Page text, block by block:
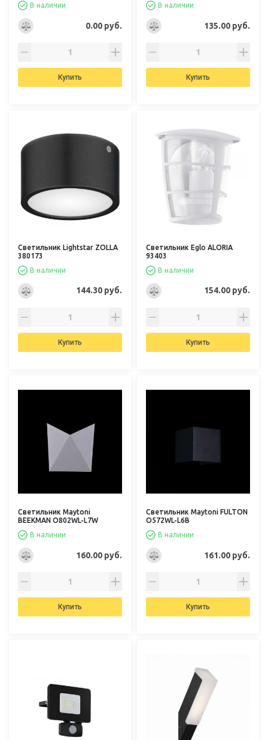
В наличии
0.00 руб.
Купить
В наличии
135.00 руб.
Купить
Светильник Lightstar ZOLLA
380173
В наличии
144.30 руб.
Купить
Светильник Eglo ALORIA
93403
В наличии
154.00 руб.
Купить
Светильник Maytoni
BEEKMAN O802WL-L7W
В наличии
160.00 руб.
Купить
Светильник Maytoni FULTON
O572WL-L6B
В наличии
161.00 руб.
Купить